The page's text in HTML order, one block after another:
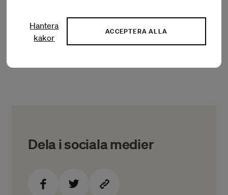
Läs Konstnärsnämndens remissvar
Dela i sociala medier
Hantera
kakor
ACCEPTERA ALLA